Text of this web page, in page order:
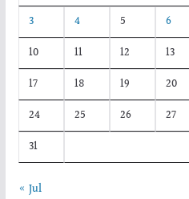
3
4 5 6
10
11 12 13
17
18 19 20
24
25 26 27
31
« Jul